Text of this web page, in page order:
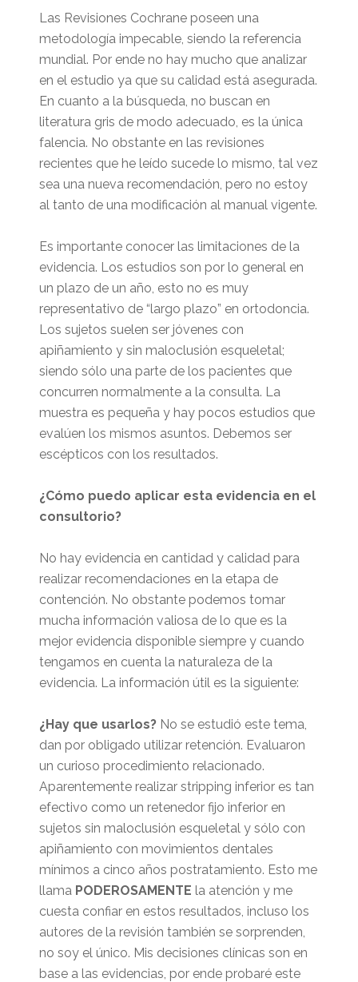
Las Revisiones Cochrane poseen una
metodología impecable, siendo la referencia
mundial. Por ende no hay mucho que analizar
en el estudio ya que su calidad está asegurada.
En cuanto a la búsqueda, no buscan en
literatura gris de modo adecuado, es la única
falencia. No obstante en las revisiones
recientes que he leído sucede lo mismo, tal vez
sea una nueva recomendación, pero no estoy
al tanto de una modificación al manual vigente.
Es importante conocer las limitaciones de la
evidencia. Los estudios son por lo general en
un plazo de un año, esto no es muy
representativo de “largo plazo” en ortodoncia.
Los sujetos suelen ser jóvenes con
apiñamiento y sin maloclusión esqueletal;
siendo sólo una parte de los pacientes que
concurren normalmente a la consulta. La
muestra es pequeña y hay pocos estudios que
evalúen los mismos asuntos. Debemos ser
escépticos con los resultados.
¿Cómo puedo aplicar esta evidencia en el
consultorio?
No hay evidencia en cantidad y calidad para
realizar recomendaciones en la etapa de
contención. No obstante podemos tomar
mucha información valiosa de lo que es la
mejor evidencia disponible siempre y cuando
tengamos en cuenta la naturaleza de la
evidencia. La información útil es la siguiente:
¿Hay que usarlos? No se estudió este tema,
dan por obligado utilizar retención. Evaluaron
un curioso procedimiento relacionado.
Aparentemente realizar stripping inferior es tan
efectivo como un retenedor fijo inferior en
sujetos sin maloclusión esqueletal y sólo con
apiñamiento con movimientos dentales
mínimos a cinco años postratamiento. Esto me
llama PODEROSAMENTE la atención y me
cuesta confiar en estos resultados, incluso los
autores de la revisión también se sorprenden,
no soy el único. Mis decisiones clínicas son en
base a las evidencias, por ende probaré este